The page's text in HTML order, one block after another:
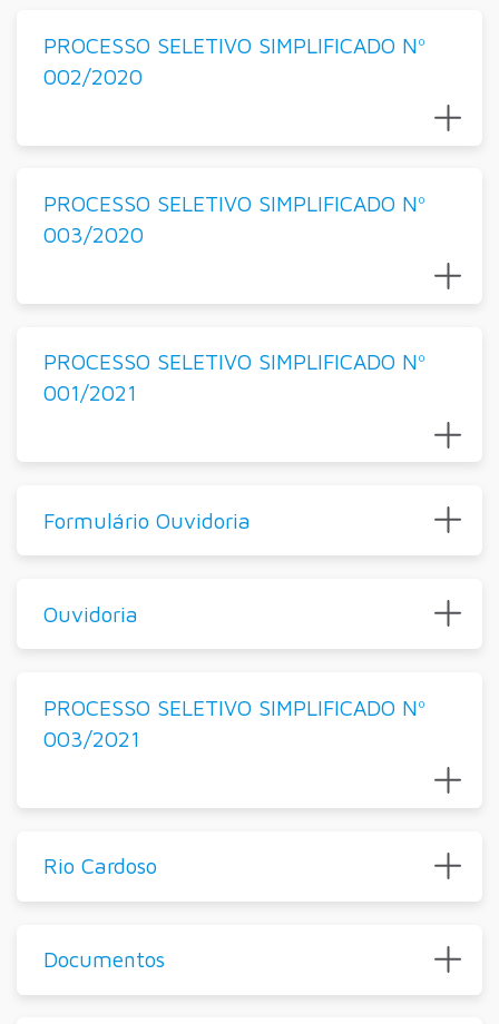
PROCESSO SELETIVO SIMPLIFICADO Nº
002/2020
PROCESSO SELETIVO SIMPLIFICADO Nº
003/2020
PROCESSO SELETIVO SIMPLIFICADO Nº
001/2021
Formulário Ouvidoria
Ouvidoria
PROCESSO SELETIVO SIMPLIFICADO Nº
003/2021
Rio Cardoso
Documentos